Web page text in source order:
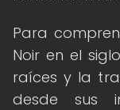
Para
Noir en el
raíces y la
desde sus